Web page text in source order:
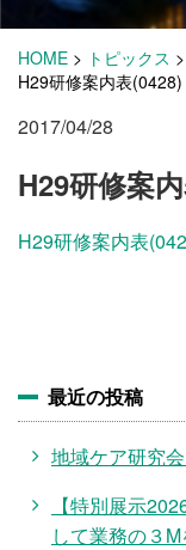
学 ぶ(健康福祉)
泊まる (宿泊)
施設・料金
HOME > トピックス >
H29研修案内表(0428)
2017/04/28
H29研修案
H29研修案内表
最近の投稿
地域ケア研究
【特別展示
して業務の３